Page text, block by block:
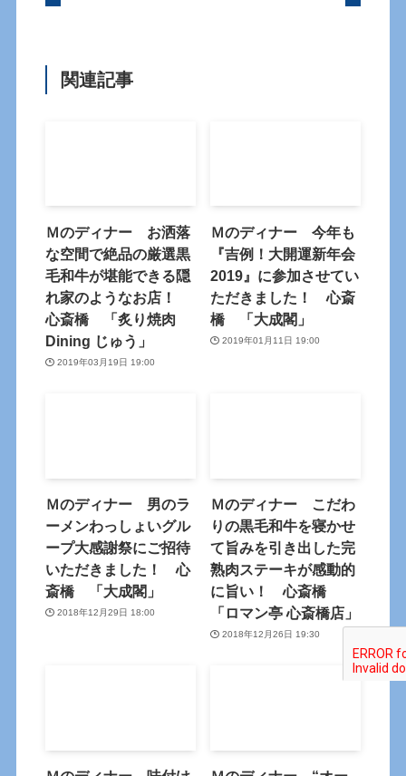
関連記事
Ｍのディナー お洒落
な空間で絶品の厳選黒
毛和牛が堪能できる隠
れ家のようなお店！
心斎橋 「炙り焼肉
Dining じゅう」
2019年03月19日 19:00
Ｍのディナー 今年も
『吉例！大開運新年会
2019』に参加させてい
ただきました！ 心斎
橋 「大成閣」
2019年01月11日 19:00
Ｍのディナー 男のラ
ーメンわっしょいグル
ープ大感謝祭にご招待
いただきました！ 心
斎橋 「大成閣」
2018年12月29日 18:00
Ｍのディナー こだわ
りの黒毛和牛を寝かせ
て旨みを引き出した完
熟肉ステーキが感動的
に旨い！ 心斎橋
「ロマン亭 心斎橋店」
2018年12月26日 19:30